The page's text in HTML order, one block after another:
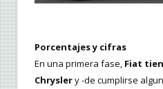
Porcentajes y cifras
En una primera fase, Fiat
Chryslery -de cumplirse